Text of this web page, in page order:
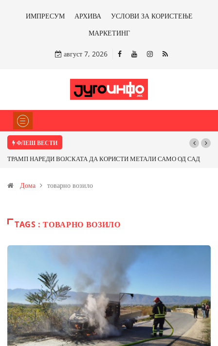
ИМПРЕСУМ АРХИВА
УСЛОВИ ЗА КОРИСТЕЊЕ
МАРКЕТИНГ
август 7, 2026
ФЛЕШ ВЕСТИ
ТРАМП НАРЕДИ ВОЈСКАТА ДА КОРИСТИ МЕТАЛИ САМО ОД САД
Иловица и со антимонот?
Дома товарно возило
TAGS : ТОВАРНО ВОЗИЛО